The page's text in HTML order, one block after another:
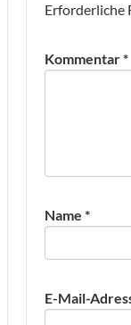
Erforderliche
Kommentar*
Name *
E-Mail-